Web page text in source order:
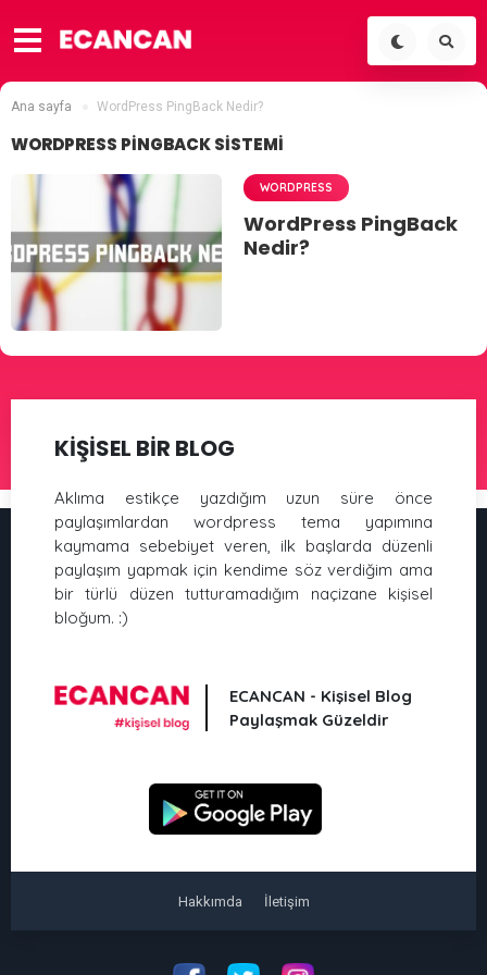
Ana sayfa WordPress PingBack Nedir?
WORDPRESS PINGBACK SISTEMI
WORDPRESS
WordPress PingBack
Nedir?
KİŞİSEL BİR BLOG
Aklıma estikçe yazdığım uzun süre önce
paylaşımlardan wordpress tema yapımına
kaymama sebebiyet veren, ilk başlarda düzenli
paylaşım yapmak için kendime söz verdiğim ama
bir türlü düzen tutturamadığım naçizane kişisel
bloğum. :)
ECANCAN - Kişisel Blog
Paylaşmak Güzeldir
Hakkımda İletişim